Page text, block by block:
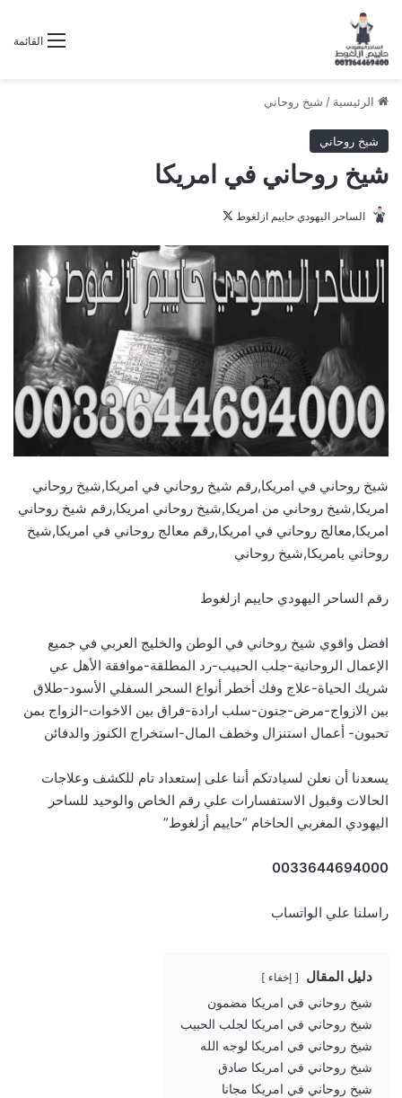
القائمة
الرئيسية / شيخ روحاني
شيخ روحاني
شيخ روحاني في امريكا
الساحر اليهودي حاييم ازلغوط
شيخ روحاني في امريكا,رقم شيخ روحاني في امريكا,شيخ روحاني
امريكا,شيخ روحاني من امريكا,شيخ روحاني امريكا,رقم شيخ روحاني
امريكا,معالج روحاني في امريكا,رقم معالج روحاني في امريكا,شيخ
روحاني بامريكا,شيخ روحاني
رقم الساحر اليهودي حاييم ازلغوط
افضل واقوي شيخ روحاني في الوطن والخليج العربي في جميع
الإعمال الروحانية-جلب الحبيب-رد المطلقة-موافقة الأهل عي
شريك الحياة-علاج وفك أخطر أنواع السحر السفلي الأسود-طلاق
بين الازواج-مرض-جنون-سلب ارادة-فراق بين الاخوات-الزواج بمن
تحبون- أعمال استنزال وخطف المال-استخراج الكنوز والدفائن
يسعدنا أن نعلن لسيادتكم أننا على إستعداد تام للكشف وعلاجات
الحالات وقبول الاستفسارات علي رقم الخاص والوحيد للساحر
اليهودي المغربي الحاخام “حاييم أزلغوط”
0033644694000
راسلنا علي الواتساب
دليل المقال إخفاء
شيخ روحاني في امريكا مضمون
شيخ روحاني في امريكا لجلب الحبيب
شيخ روحاني في امريكا لوجه الله
شيخ روحاني في امريكا صادق
شيخ روحاني في امريكا مجانا